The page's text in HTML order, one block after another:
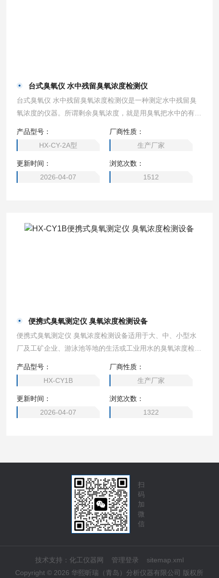
台式臭氧仪 水中残留臭氧浓度检测仪
台式臭氧仪 水中残留臭氧浓度检测仪是一种测定水中残留臭
氧浓度的仪器。所谓剩余臭氧浓度，就是用臭氧把水中的有机
产品型号：
HX-CY-2A型
厂商性质：
生产厂家
更新时间：
2026-04-07
浏览次数：
1512
便携式臭氧测定仪 臭氧浓度检测设备
便携式臭氧测定仪 臭氧浓度检测设备适用于大、中、小型水
厂及工矿企业、游泳池等地的生活或工业用水的臭氧浓度检
产品型号：
HX-CY1B
厂商性质：
生产厂家
更新时间：
2026-04-07
浏览次数：
1322
扫
码
加
微
信
技术支持： 化工仪器网 管理登录
sitemap.xml
Copyright © 2026 华熙昕瑞（青岛）分析仪器有限公司 版权所